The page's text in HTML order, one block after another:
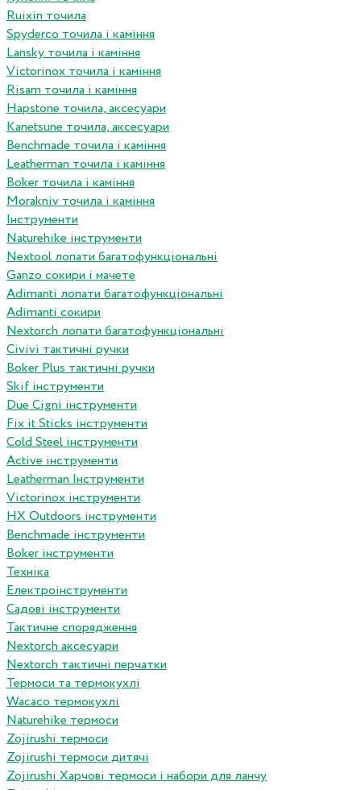
Ruixin точила
Spyderco точила і каміння
Lansky точила і каміння
Victorinox точила і каміння
Risam точила і каміння
Hapstone точила, аксесуари
Kanetsune точила, аксесуари
Benchmade точила і каміння
Leatherman точила і каміння
Boker точила і каміння
Morakniv точила і каміння
Інструменти
Naturehike інструменти
Nextool лопати багатофункціональні
Ganzo сокири і мачете
Adimanti лопати багатофункціональні
Adimanti сокири
Nextorch лопати багатофункціональні
Сivivi тактичні ручки
Boker Plus тактичні ручки
Skif інструменти
Due Cigni інструменти
Fix it Sticks інструменти
Сold Steel інструменти
Active інструменти
Leatherman Інструменти
Victorinox інструменти
HX Outdoors інструменти
Benchmade інструменти
Boker інструменти
Техніка
Електроінструменти
Садові інструменти
Тактичне спорядження
Nextorch аксесуари
Nextorch тактичні перчатки
Термоси та термокухлі
Wacaco термокухлі
Naturehike термоси
Zojirushi термоси
Zojirushi термоси дитячі
Zojirushi Харчові термоси і набори для ланчу